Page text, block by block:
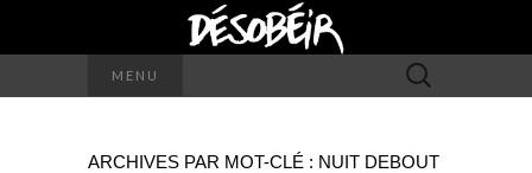
MENU Rechercher :
ARCHIVES PAR MOT-CLÉ : NUIT DEBOUT